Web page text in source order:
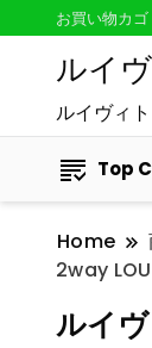
お買い物カゴ
ルイ
ルイヴィ
Top
Home
2way
ルイ